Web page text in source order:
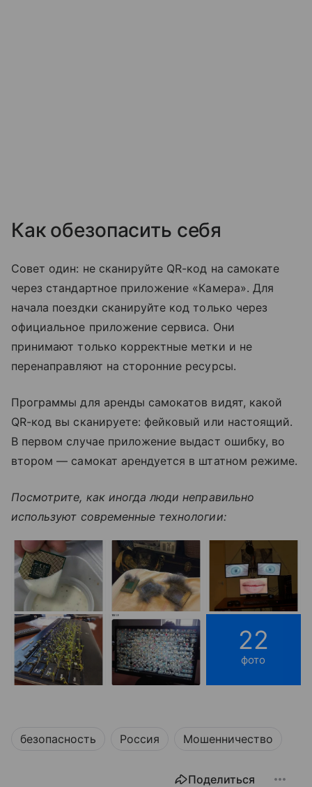
Как обезопасить себя
Совет один: не сканируйте QR-код на самокате
через стандартное приложение «Камера». Для
начала поездки сканируйте код только через
официальное приложение сервиса. Они
принимают только корректные метки и не
перенаправляют на сторонние ресурсы.
Программы для аренды самокатов видят, какой
QR-код вы сканируете: фейковый или настоящий.
В первом случае приложение выдаст ошибку, во
втором — самокат арендуется в штатном режиме.
Посмотрите, как иногда люди неправильно
используют современные технологии:
22
фото
безопасность Россия Мошенничество
Поделиться